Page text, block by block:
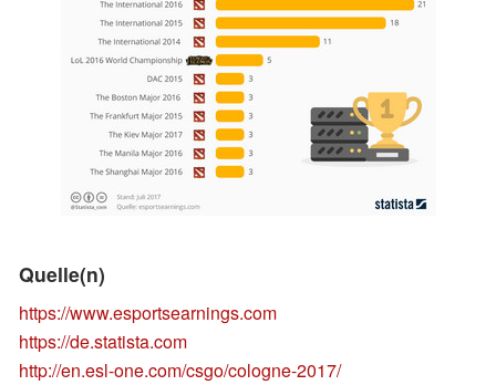
Quelle(n)
https://www.esportsearnings.com
https://de.statista.com
http://en.esl-one.com/csgo/cologne-2017/